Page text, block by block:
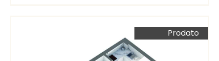
Prodato